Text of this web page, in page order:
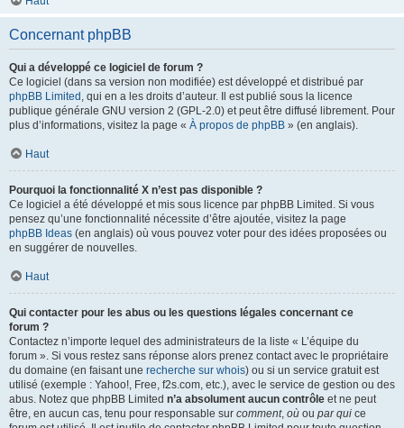
Concernant phpBB
Qui a développé ce logiciel de forum ?
Ce logiciel (dans sa version non modifiée) est développé et distribué par
phpBB Limited , qui en a les droits d’auteur. Il est publié sous la licence
publique générale GNU version 2 (GPL-2.0) et peut être diffusé librement. Pour
plus d’informations, visitez la page « À propos de phpBB » (en anglais).
Haut
Pourquoi la fonctionnalité X n’est pas disponible ?
Ce logiciel a été développé et mis sous licence par phpBB Limited. Si vous
pensez qu’une fonctionnalité nécessite d’être ajoutée, visitez la page
phpBB Ideas (en anglais) où vous pouvez voter pour des idées proposées ou
en suggérer de nouvelles.
Haut
Qui contacter pour les abus ou les questions légales concernant ce
forum ?
Contactez n’importe lequel des administrateurs de la liste « L’équipe du
forum ». Si vous restez sans réponse alors prenez contact avec le propriétaire
du domaine (en faisant une recherche sur whois) ou si un service gratuit est
utilisé (exemple : Yahoo!, Free, f2s.com, etc.), avec le service de gestion ou des
abus. Notez que phpBB Limited n’a absolument aucun contrôle et ne peut
être, en aucun cas, tenu pour responsable sur comment, où ou par qui ce